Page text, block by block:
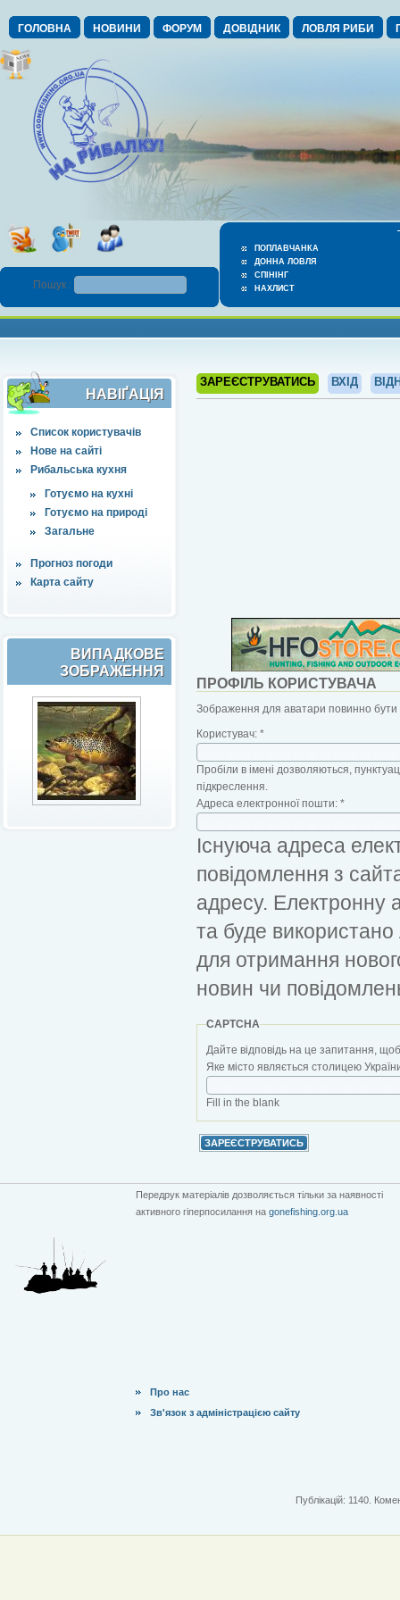
ГОЛОВНА НОВИНИ ФОРУМ ДОВІДНИК ЛОВЛЯ РИБИ
ПОПЛАВЧАНКА
ДОННА ЛОВЛЯ
СПІНІНГ
НАХЛИСТ
Пошук :
НАВІҐАЦІЯ
Список користувачів
Нове на сайті
Рибальська кухня
Готуємо на кухні
Готуємо на природі
Загальне
Прогноз погоди
Карта сайту
ВИПАДКОВЕ
ЗОБРАЖЕННЯ
ЗАРЕЄСТРУВАТИСЬ ВХІД
ПРОФІЛЬ КОРИСТУВАЧА
Зображення для аватари повинно бути
Користувач: *
Пробіли в імені дозволяються,
підкреслення.
Адреса електронної пошти: *
Існуюча адреса
повідомлення з
адресу. Електронну
та буде
для отримання
новин чи
CAPTCHA
Дайте відповідь на це запитання,
Яке місто являється столицею
Fill in the blank
Передрук матеріалів дозволяється тільки за наявності
активного гіперпосилання на gonefishing.org.ua
Про нас
Зв'язок з адміністрацією сайту
Публікацій: 1140.